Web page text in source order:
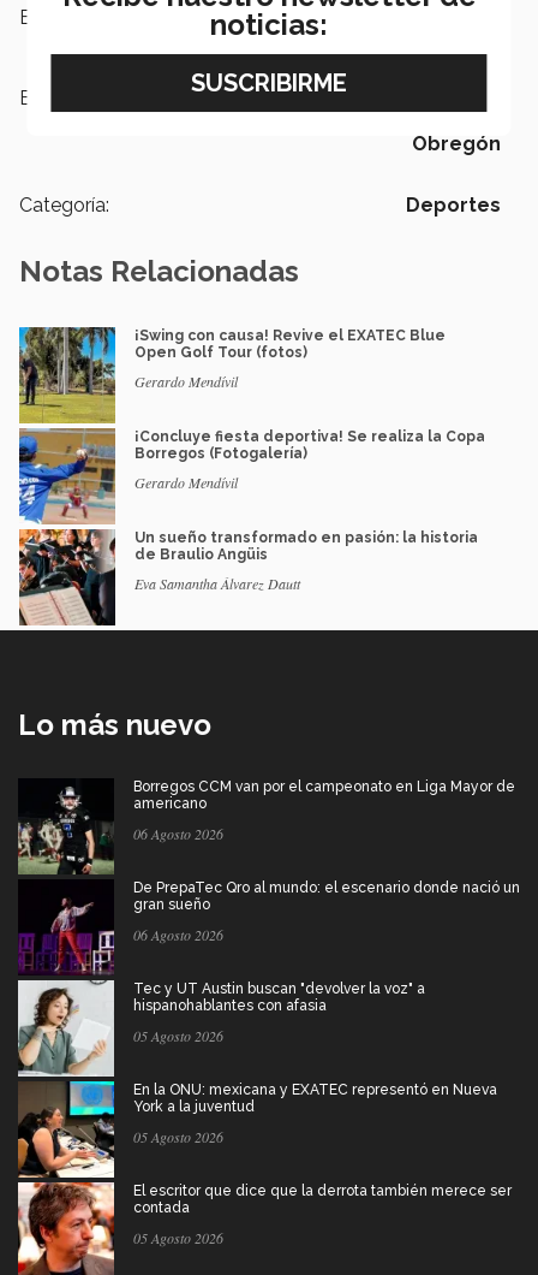
Escuelas:
Etiquetas: Deportes,
Obregón
Categoría: Deportes
Notas Relacionadas
¡Swing con causa! Revive el EXATEC Blue
Open Golf Tour (fotos)
Gerardo Mendívil
¡Concluye fiesta deportiva! Se realiza la Copa
Borregos (Fotogalería)
Gerardo Mendívil
Un sueño transformado en pasión: la historia
de Braulio Angüis
Eva Samantha Álvarez Dautt
Lo más nuevo
Borregos CCM van por el campeonato en Liga Mayor de
americano
06 Agosto 2026
De PrepaTec Qro al mundo: el escenario donde nació un
gran sueño
06 Agosto 2026
Tec y UT Austin buscan "devolver la voz" a
hispanohablantes con afasia
05 Agosto 2026
En la ONU: mexicana y EXATEC representó en Nueva
York a la juventud
05 Agosto 2026
El escritor que dice que la derrota también merece ser
contada
05 Agosto 2026
noticias: